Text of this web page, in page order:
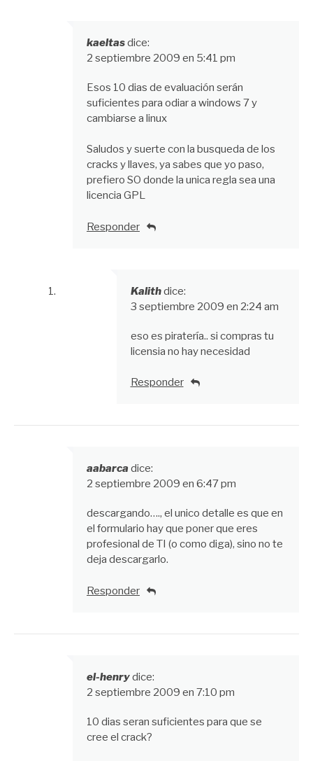
kaeltasdice:
2 septiembre 2009 en 5:41 pm
Esos 10 dias de evaluación serán
suficientes para odiar a windows 7 y
cambiarse a linux
Saludos y suerte con la busqueda de los
cracks y llaves, ya sabes que yo paso,
prefiero SO donde la unica regla sea una
licencia GPL
Responder
Kalithdice:
3 septiembre 2009 en 2:24 am
eso es piratería.. si compras tu
licensia no hay necesidad
Responder
aabarca dice:
2 septiembre 2009 en 6:47 pm
descargando…., el unico detalle es que en
el formulario hay que poner que eres
profesional de TI (o como diga), sino no te
deja descargarlo.
Responder
el-henrydice:
2 septiembre 2009 en 7:10 pm
10 dias seran suficientes para que se
cree el crack?